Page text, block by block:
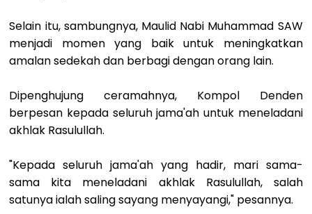
Selain itu, sambungnya, Maulid Nabi Muhammad SAW
menjadi momen yang baik untuk meningkatkan
amalan sedekah dan berbagi dengan orang lain.
Dipenghujung ceramahnya, Kompol Denden
berpesan kepada seluruh jama'ah untuk meneladani
akhlak Rasulullah.
"Kepada seluruh jama'ah yang hadir, mari sama-
sama kita meneladani akhlak Rasulullah, salah
satunya ialah saling sayang menyayangi," pesannya.